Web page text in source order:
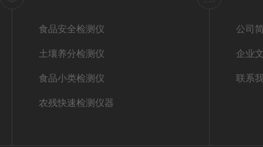
食品安全检测仪
土壤养分检测仪
食品小类检测仪
农残快速检测仪器
公司
企业
联系